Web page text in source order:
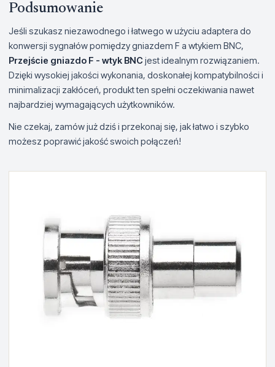
Podsumowanie
Jeśli szukasz niezawodnego i łatwego w użyciu adaptera do
konwersji sygnałów pomiędzy gniazdem F a wtykiem BNC,
Przejście gniazdo F - wtyk BNCjest idealnym rozwiązaniem.
Dzięki wysokiej jakości wykonania, doskonałej kompatybilności i
minimalizacji zakłóceń, produkt ten spełni oczekiwania nawet
najbardziej wymagających użytkowników.
Nie czekaj, zamów już dziś i przekonaj się, jak łatwo i szybko
możesz poprawić jakość swoich połączeń!